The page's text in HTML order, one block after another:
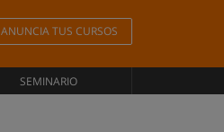
ANUNCIA TUS CURSOS
SEMINARIO